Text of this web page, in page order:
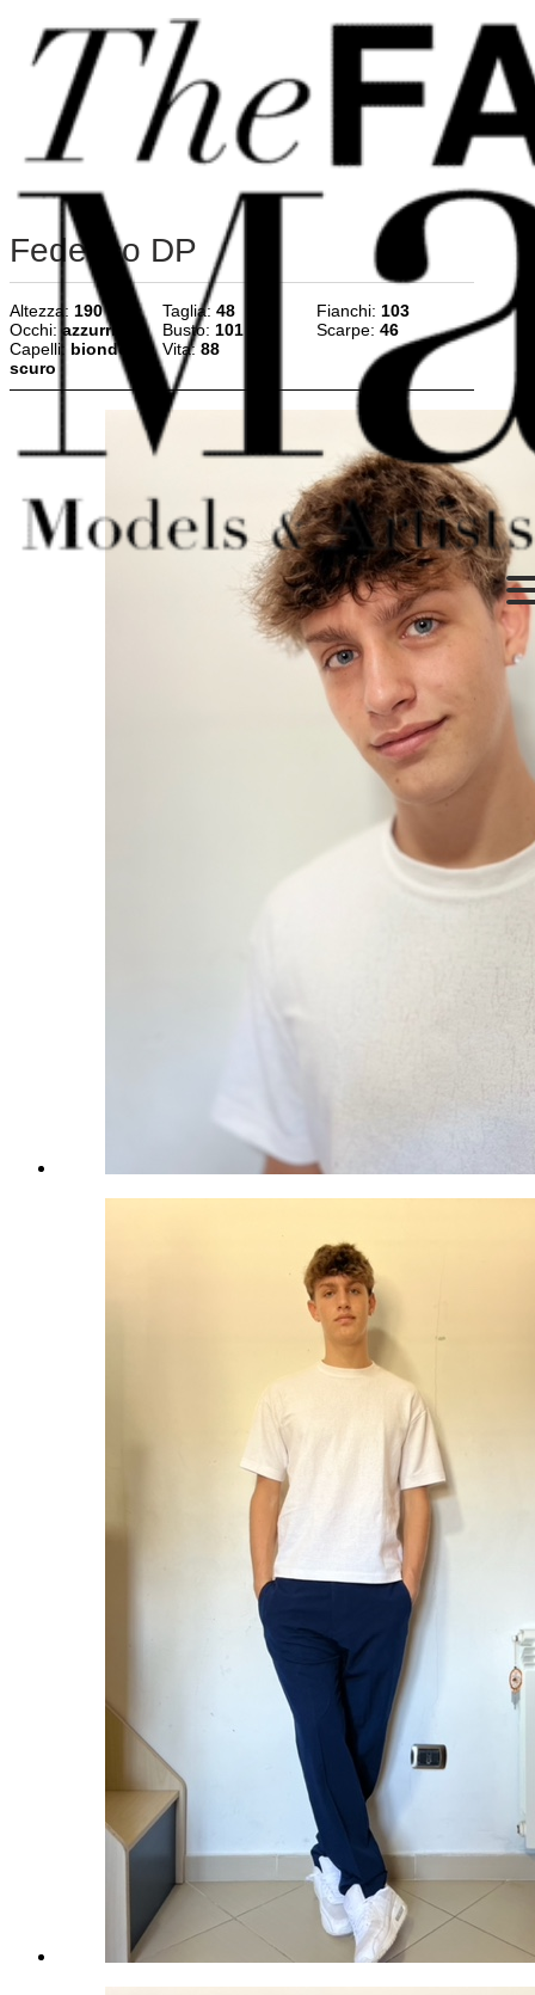
Vai al contenuto principale Vai al piè di pagina
Federico DP
Altezza: 190
Occhi: azzurri
Capelli: biondo
scuro
Taglia:48
Busto:101
Vita:88
Fianchi: 103
Scarpe: 46